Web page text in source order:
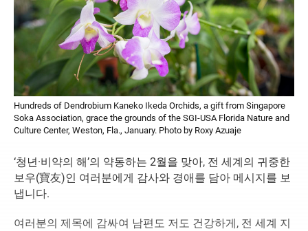
Hundreds of Dendrobium Kaneko Ikeda Orchids, a gift from Singapore
Soka Association, grace the grounds of the SGI-USA Florida Nature and
Culture Center, Weston, Fla., January. Photo by Roxy Azuaje
‘청년·비약의 해’의 약동하는 2월을 맞아, 전 세계의 귀중한
보우(寶友)인 여러분에게 감사와 경애를 담아 메시지를 보
냅니다.
여러분의 제목에 감싸여 남편도 저도 건강하게, 전 세계 지